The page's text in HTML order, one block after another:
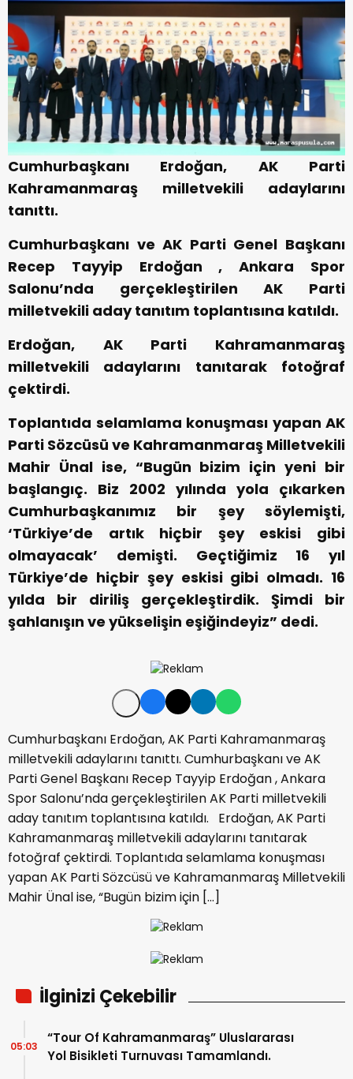
Cumhurbaşkanı Erdoğan, AK Parti
Kahramanmaraş milletvekili adaylarını
tanıttı.
Cumhurbaşkanı ve AK Parti Genel Başkanı
Recep Tayyip Erdoğan , Ankara Spor
Salonu’nda gerçekleştirilen AK Parti
milletvekili aday tanıtım toplantısına katıldı.
Erdoğan, AK Parti Kahramanmaraş
milletvekili adaylarını tanıtarak fotoğraf
çektirdi.
Toplantıda selamlama konuşması yapan AK
Parti Sözcüsü ve Kahramanmaraş Milletvekili
Mahir Ünal ise, “Bugün bizim için yeni bir
başlangıç. Biz 2002 yılında yola çıkarken
Cumhurbaşkanımız bir şey söylemişti,
‘Türkiye’de artık hiçbir şey eskisi gibi
olmayacak’ demişti. Geçtiğimiz 16 yıl
Türkiye’de hiçbir şey eskisi gibi olmadı. 16
yılda bir diriliş gerçekleştirdik. Şimdi bir
şahlanışın ve yükselişin eşiğindeyiz” dedi.
Cumhurbaşkanı Erdoğan, AK Parti Kahramanmaraş
milletvekili adaylarını tanıttı. Cumhurbaşkanı ve AK
Parti Genel Başkanı Recep Tayyip Erdoğan , Ankara
Spor Salonu’nda gerçekleştirilen AK Parti milletvekili
aday tanıtım toplantısına katıldı. Erdoğan, AK Parti
Kahramanmaraş milletvekili adaylarını tanıtarak
fotoğraf çektirdi. Toplantıda selamlama konuşması
yapan AK Parti Sözcüsü ve Kahramanmaraş Milletvekili
Mahir Ünal ise, “Bugün bizim için […]
İlginizi Çekebilir
“Tour Of Kahramanmaraş” Uluslararası
Yol Bisikleti Turnuvası Tamamlandı.
05:03